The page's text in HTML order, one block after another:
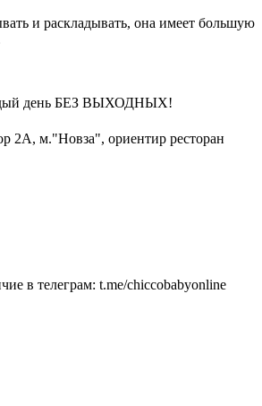
и раскладывать, она имеет большую
день БЕЗ ВЫХОДНЫХ!
2А, м."Новза", ориентир ресторан
в телеграм: t.me/chiccobabyonline